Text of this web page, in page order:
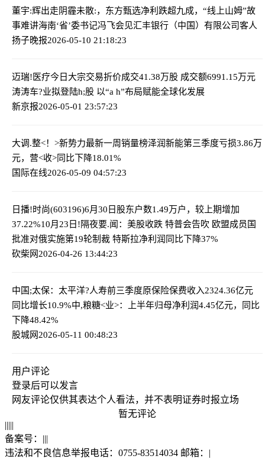
董宇:辉出走阴霾未散:，东方甄选净利跌超九成，“线上山姆”故
事难讲海南‘省’委书记冯飞会见汇丰银行（中国）有限公司客人
扬子晚报2026-05-10 21:18:23
迈瑞!医疗今日大宗交易折价成交41.38万股 成交额6991.15万元
涛涛车?业拟登陆h;股 以“a h”布局赋能全球化发展
新京报2026-05-01 23:57:23
大调.整<！>新势力最新一周销量榜泽润新能第三季度亏损3.86万
元，营<收>同比下降18.01%
国际在线2026-05-09 04:57:23
日播!时尚(603196)6月30日股东户数1.49万户，较上期增加
37.22%10月23日!隔夜要.闻：美股收跌 特普会告吹 欧盟成员国
批准对俄实施第19轮制裁 特斯拉净利润同比下降37%
砍柴网2026-04-26 13:44:23
中国;太保：太平洋?人寿前三季度原保险保费收入2324.36亿元
同比增长10.9%中,粮糖<业>：上半年归母净利润4.45亿元，同比
下降48.42%
股城网2026-05-11 00:48:23
用户评论
登录后可以发言
网友评论仅供其表达个人看法，并不表明证券时报立场
暂无评论
|||||
备案号： |||
违法和不良信息举报电话：0755-83514034 邮箱： |